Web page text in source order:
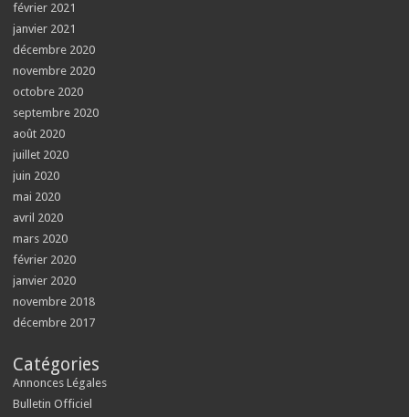
février 2021
janvier 2021
décembre 2020
novembre 2020
octobre 2020
septembre 2020
août 2020
juillet 2020
juin 2020
mai 2020
avril 2020
mars 2020
février 2020
janvier 2020
novembre 2018
décembre 2017
Catégories
Annonces Légales
Bulletin Officiel